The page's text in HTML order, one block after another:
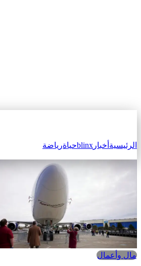
الرئيسية أخبار blinxحياةرياضة
مال وأعمال